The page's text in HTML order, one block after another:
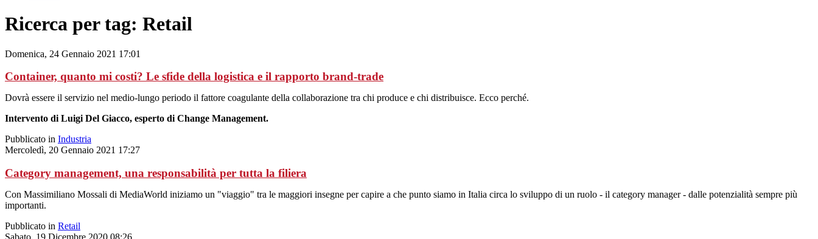
Ricerca per tag: Retail
Domenica, 24 Gennaio 2021 17:01
Container, quanto mi costi? Le sfide della logistica e il rapporto brand-trade
Dovrà essere il servizio nel medio-lungo periodo il fattore coagulante della collaborazione tra chi produce e chi distribuisce. Ecco perché.
Intervento di Luigi Del Giacco, esperto di Change Management.
Pubblicato in Industria
Mercoledì, 20 Gennaio 2021 17:27
Category management, una responsabilità per tutta la filiera
Con Massimiliano Mossali di MediaWorld iniziamo un "viaggio" tra le maggiori insegne per capire a che punto siamo in Italia circa lo sviluppo di un ruolo - il category manager - dalle potenzialità sempre più
importanti.
Pubblicato in Retail